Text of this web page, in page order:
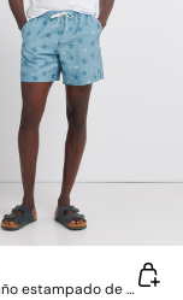
Traje de baño estampado de estrellas